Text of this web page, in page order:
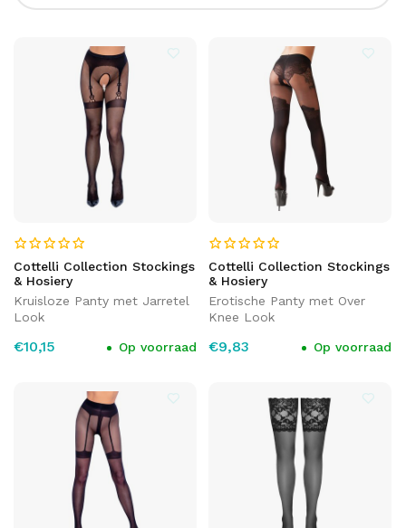
Cottelli Collection Stockings
& Hosiery
Kruisloze Panty met Jarretel
Look
€10,15 Op voorraad
Cottelli Collection Stockings
& Hosiery
Erotische Panty met Over
Knee Look
€9,83 Op voorraad